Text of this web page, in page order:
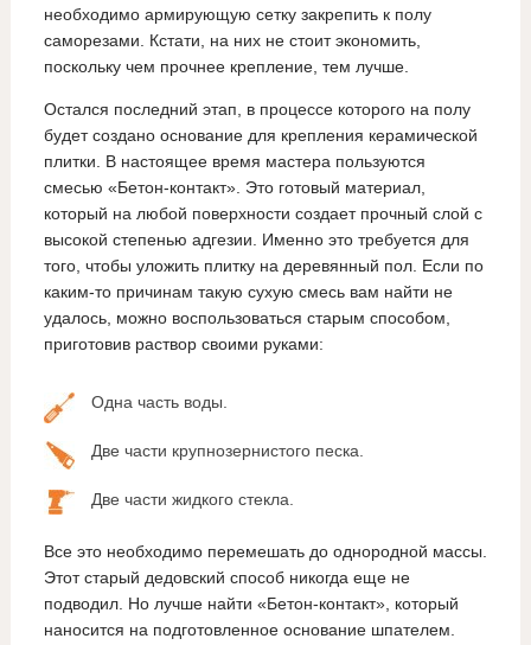
необходимо армирующую сетку закрепить к полу
саморезами. Кстати, на них не стоит экономить,
поскольку чем прочнее крепление, тем лучше.
Остался последний этап, в процессе которого на полу
будет создано основание для крепления керамической
плитки. В настоящее время мастера пользуются
смесью «Бетон-контакт». Это готовый материал,
который на любой поверхности создает прочный слой с
высокой степенью адгезии. Именно это требуется для
того, чтобы уложить плитку на деревянный пол. Если по
каким-то причинам такую сухую смесь вам найти не
удалось, можно воспользоваться старым способом,
приготовив раствор своими руками:
Одна часть воды.
Две части крупнозернистого песка.
Две части жидкого стекла.
Все это необходимо перемешать до однородной массы.
Этот старый дедовский способ никогда еще не
подводил. Но лучше найти «Бетон-контакт», который
наносится на подготовленное основание шпателем.